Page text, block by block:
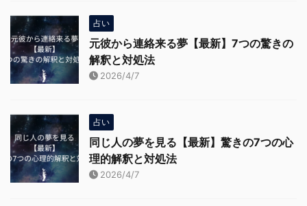
占い
元彼から連絡来る夢【最新】7つの驚きの
解釈と対処法
2026/4/7
占い
同じ人の夢を見る【最新】驚きの7つの心
理的解釈と対処法
2026/4/7